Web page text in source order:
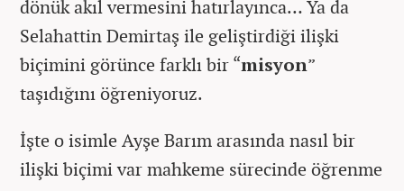
dönük akıl vermesini hatırlayınca… Ya da
Selahattin Demirtaş ile geliştirdiği ilişki
biçimini görünce farklı bir “misyon”
taşıdığını öğreniyoruz.
İşte o isimle Ayşe Barım arasında nasıl bir
ilişki biçimi var mahkeme sürecinde öğrenme